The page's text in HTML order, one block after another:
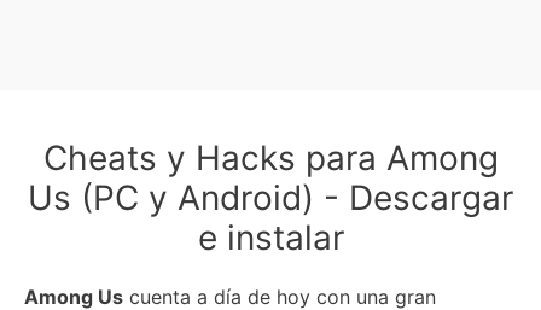
Cheats y Hacks para Among
Us (PC y Android) - Descargar
e instalar
Among Us cuenta a día de hoy con una gran